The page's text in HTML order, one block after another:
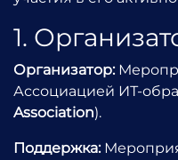
1.
Организатор:
Ассоциацией ИТ-
Association).
Поддержка: